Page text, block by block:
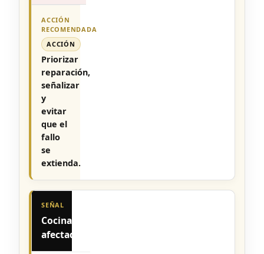
ACCIÓN
Priorizar
reparación,
señalizar
y
evitar
que el
fallo
se
extienda.
Cocina
afectada